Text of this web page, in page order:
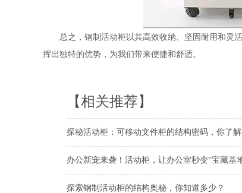
总之，钢制活动柜以其高效收纳、坚固耐用和灵
挥出独特的优势，为我们带来便捷和舒适。
【相关推荐】
探秘活动柜：可移动文件柜的结构密码，你了解
办公新宠来袭！活动柜，让办公室秒变“宝藏基
探索钢制活动柜的结构奥秘，你知道多少？